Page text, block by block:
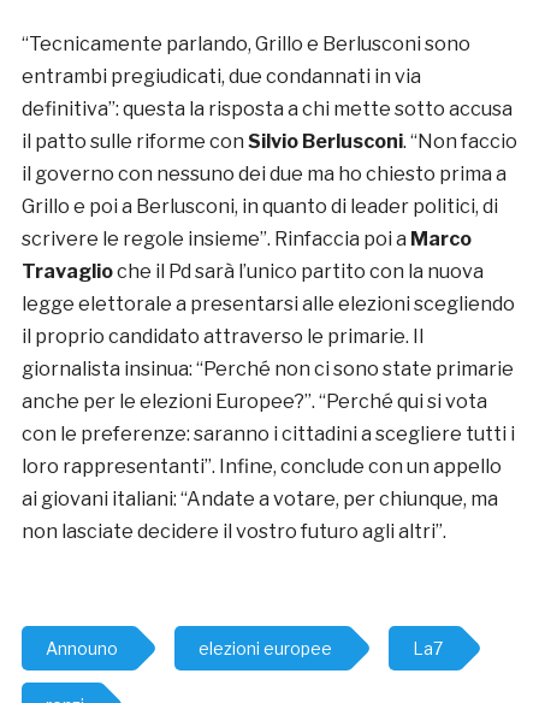
“Tecnicamente parlando, Grillo e Berlusconi sono
entrambi pregiudicati, due condannati in via
definitiva”: questa la risposta a chi mette sotto accusa
il patto sulle riforme con Silvio Berlusconi. “Non faccio
il governo con nessuno dei due ma ho chiesto prima a
Grillo e poi a Berlusconi, in quanto di leader politici, di
scrivere le regole insieme”. Rinfaccia poi a Marco
Travaglioche il Pd sarà l’unico partito con la nuova
legge elettorale a presentarsi alle elezioni scegliendo
il proprio candidato attraverso le primarie. Il
giornalista insinua: “Perché non ci sono state primarie
anche per le elezioni Europee?”. “Perché qui si vota
con le preferenze: saranno i cittadini a scegliere tutti i
loro rappresentanti”. Infine, conclude con un appello
ai giovani italiani: “Andate a votare, per chiunque, ma
non lasciate decidere il vostro futuro agli altri”.
Announo elezioni europee La7